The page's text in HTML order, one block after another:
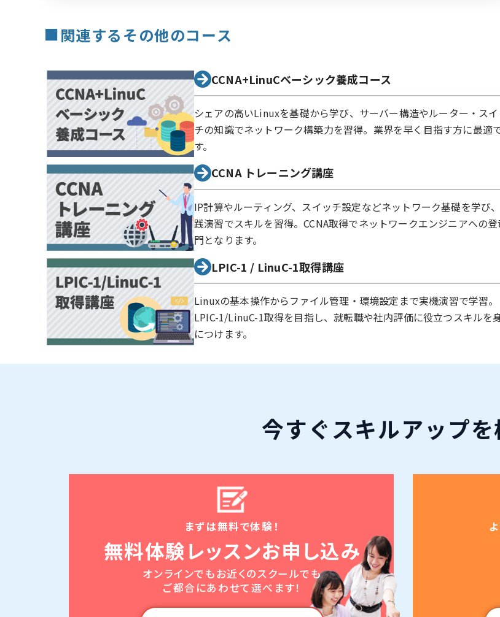
■関連するその他のコース
CCNA+LinuCベーシック養成コース
シェアの高いLinuxを基礎から学び、サーバー構造やルーター・ス
チの知識でネットワーク構築力を習得。業界を早く目指す方に最適
す。
CCNA トレーニング講座
IP計算やルーティング、スイッチ設定などネットワーク基礎を学び
践演習でスキルを習得。CCNA取得でネットワークエンジニアへの
門となります。
LPIC-1 / LinuC-1取得講座
Linuxの基本操作からファイル管理・環境設定まで実機演習で学習。
LPIC-1/LinuC-1取得を目指し、就転職や社内評価に役立つスキルを
につけます。
今すぐスキルアップを
まずは無料で体験！
無料体験レッスンお申し込み
オンラインでもお近くのスクールでも
ご都合にあわせて選べます！